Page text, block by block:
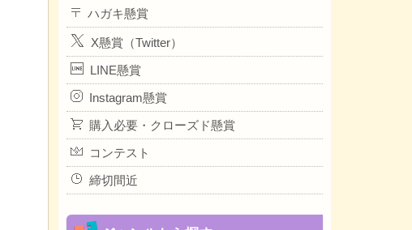
ハガキ懸賞
X懸賞（Twitter）
LINE懸賞
Instagram懸賞
購入必要・クローズド懸賞
コンテスト
締切間近